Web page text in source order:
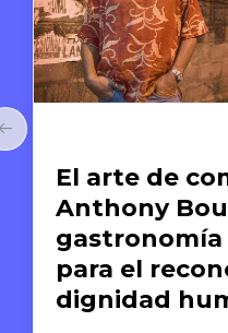
El arte de
Anthony
gastronomía
para el
dignidad